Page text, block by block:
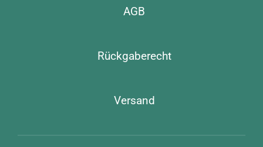
AGB
Rückgaberecht
Versand